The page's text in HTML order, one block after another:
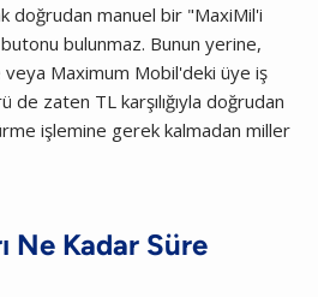
doğrudan manuel bir "MaxiMil'i
bulunmaz. Bunun yerine,
veya Maximum Mobil'deki üye iş
zaten TL karşılığıyla doğrudan
işlemine gerek kalmadan miller
Ne Kadar Süre